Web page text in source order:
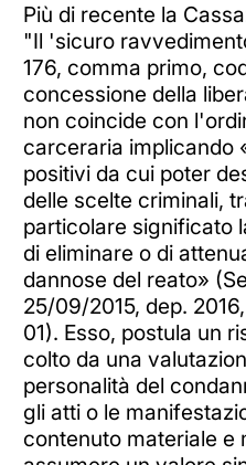
Più di recente la
"Il 'sicuro
176, comma primo,
concessione della
non coincide con
carceraria implicando
positivi da cui poter
delle scelte criminali,
particolare significato
di eliminare o di
dannose del reato»
25/09/2015, dep.
01). Esso, postula un
colto da una
personalità del
gli atti o le
contenuto materiale e